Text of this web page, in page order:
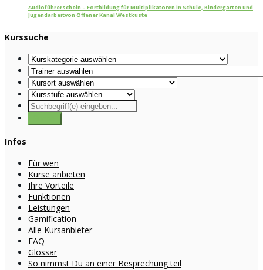
Audioführerschein – Fortbildung für Multiplikatoren in Schule, Kindergarten und
Jugendarbeitvon Offener Kanal Westküste
Kurssuche
Infos
Für wen
Kurse anbieten
Ihre Vorteile
Funktionen
Leistungen
Gamification
Alle Kursanbieter
FAQ
Glossar
So nimmst Du an einer Besprechung teil